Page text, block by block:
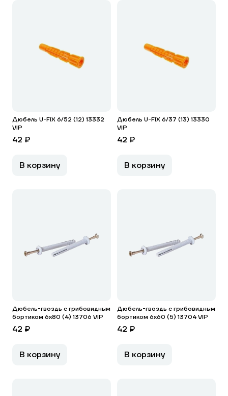
Дюбель U-FIX 6/52 (12) 13332
VIP
42 ₽
В корзину
Дюбель U-FIX 6/37 (13) 13330
VIP
42 ₽
В корзину
Дюбель-гвоздь с грибовидным
бортиком 6х80 (4) 13706 VIP
42 ₽
В корзину
Дюбель-гвоздь с грибовидным
бортиком 6х60 (5) 13704 VIP
42 ₽
В корзину